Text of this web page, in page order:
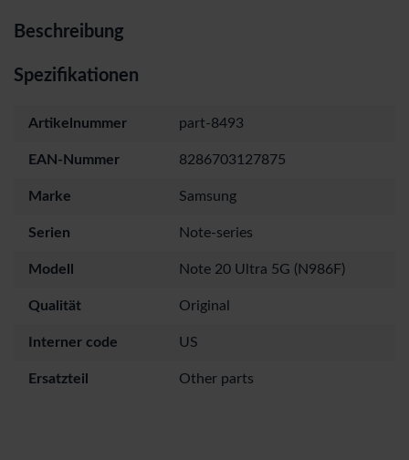
Beschreibung
Spezifikationen
Artikelnummer part-8493
EAN-Nummer 8286703127875
Marke Samsung
Serien Note-series
Modell Note 20 Ultra 5G (N986F)
Qualität Original
Interner code US
Ersatzteil Other parts